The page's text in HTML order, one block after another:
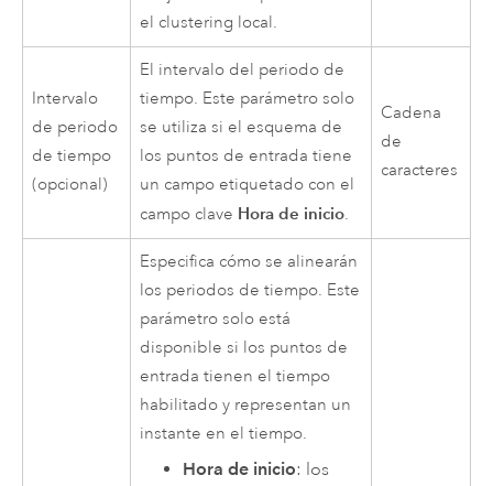
el clustering local.
Intervalo
de periodo
de tiempo
(opcional)
El intervalo del periodo de
tiempo. Este parámetro solo
se utiliza si el esquema de
los puntos de entrada tiene
un campo etiquetado con el
campo clave Hora de inicio.
Cadena
de
caracteres
Especifica cómo se alinearán
los periodos de tiempo. Este
parámetro solo está
disponible si los puntos de
entrada tienen el tiempo
habilitado y representan un
instante en el tiempo.
Hora de inicio: los